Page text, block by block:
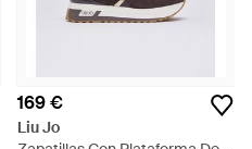
169 €
Liu Jo